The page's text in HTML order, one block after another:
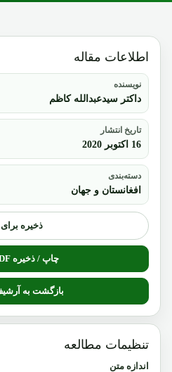
اطلاعات مقاله
نویسنده
داکتر سیدعبدالله کاظم
تاریخ انتشار
16 اکتوبر 2020
دسته‌بندی
افغانستان و جهان
ذخیره برای
چاپ / ذخیره PDF مقاله
بازگشت به
تنظیمات مطالعه
اندازه متن